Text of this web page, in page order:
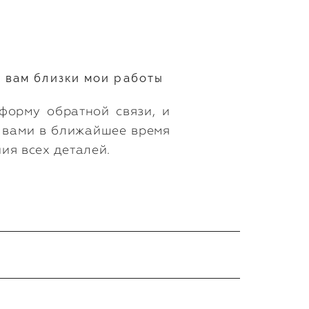
вам близки мои работы
обратной связи, и
вами в ближайшее время
всех деталей.